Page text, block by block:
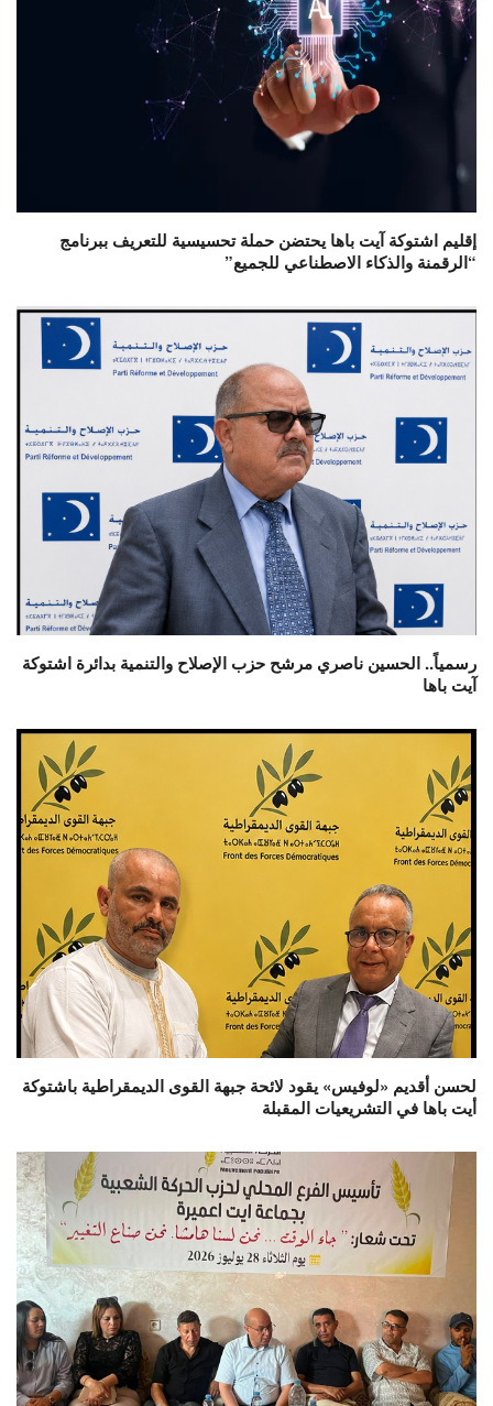
إقليم اشتوكة آيت باها يحتضن حملة تحسيسية للتعريف ببرنامج
“الرقمنة والذكاء الاصطناعي للجميع”
رسمياً.. الحسين ناصري مرشح حزب الإصلاح والتنمية بدائرة اشتوكة
آيت باها
لحسن أقديم «لوفيس» يقود لائحة جبهة القوى الديمقراطية باشتوكة
أيت باها في التشريعيات المقبلة